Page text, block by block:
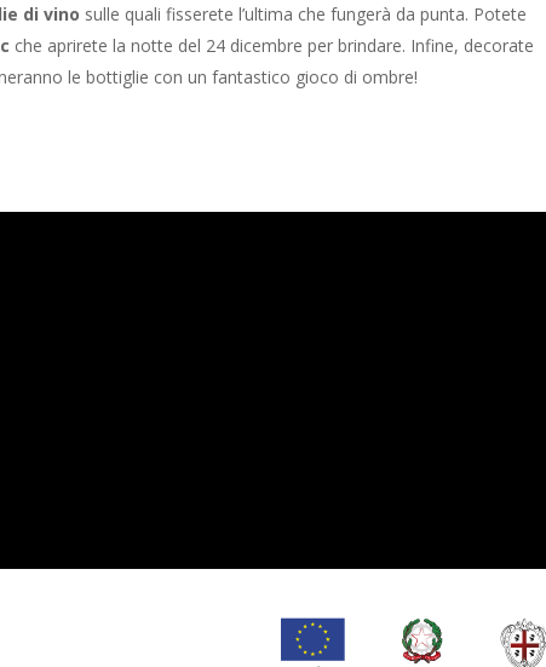
di vino sulle quali fisserete l’ultima che fungerà da punta. Potete
che aprirete la notte del 24 dicembre per brindare. Infine, decorate
le bottiglie con un fantastico gioco di ombre!